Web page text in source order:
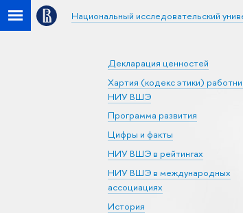
Национальный исследовательский
Декларация ценностей
Хартия (кодекс этики)
НИУ ВШЭ
Программа развития
Цифры и факты
НИУ ВШЭ в рейтингах
НИУ ВШЭ в международных
ассоциациях
История